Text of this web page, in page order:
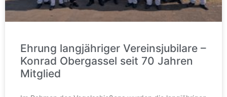
Ehrung langjähriger Vereinsjubilare –
Konrad Obergassel seit 70 Jahren
Mitglied